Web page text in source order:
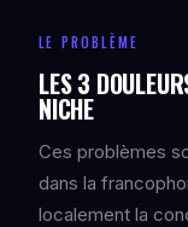
LE PROBLÈME
LES 3
NICHE
Ces problèmes
dans la
localement la